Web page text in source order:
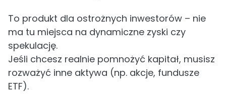
To produkt dla ostrożnych inwestorów – nie
ma tu miejsca na dynamiczne zyski czy
spekulację.
Jeśli chcesz realnie pomnożyć kapitał, musisz
rozważyć inne aktywa (np. akcje, fundusze
ETF).